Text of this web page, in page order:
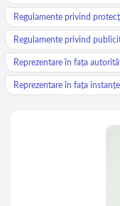
Regulamente privind
Regulamente privind
Reprezentare în fața
Reprezentare în fața